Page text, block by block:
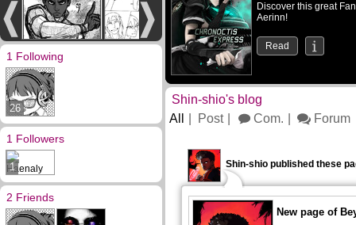
1 Following
26
1 Followers
1
2 Friends
Discover this great
Aerinn!
Read
Shin-shio's blog
All
Post Com. Forum
Shin-shio published these
New page of